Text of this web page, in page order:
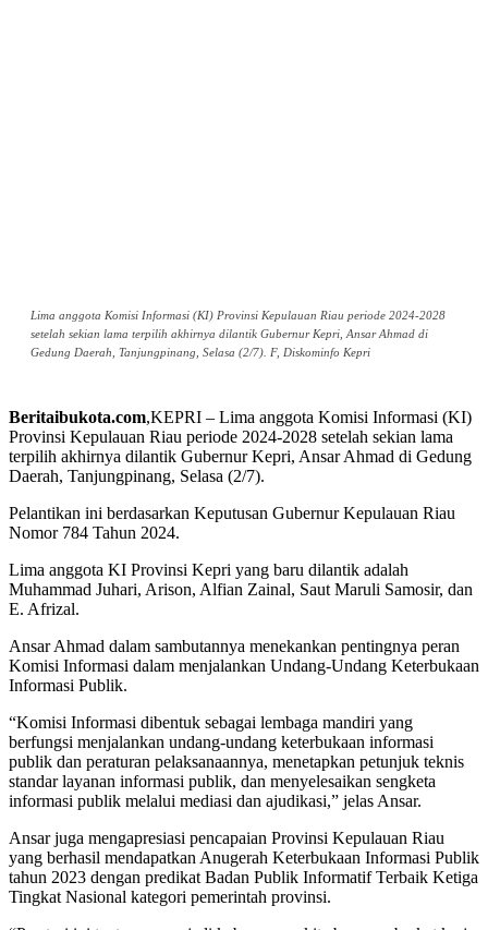
Lima anggota Komisi Informasi (KI) Provinsi Kepulauan Riau periode 2024-2028
setelah sekian lama terpilih akhirnya dilantik Gubernur Kepri, Ansar Ahmad di
Gedung Daerah, Tanjungpinang, Selasa (2/7). F, Diskominfo Kepri
Beritaibukota.com,KEPRI – Lima anggota Komisi Informasi (KI)
Provinsi Kepulauan Riau periode 2024-2028 setelah sekian lama
terpilih akhirnya dilantik Gubernur Kepri, Ansar Ahmad di Gedung
Daerah, Tanjungpinang, Selasa (2/7).
Pelantikan ini berdasarkan Keputusan Gubernur Kepulauan Riau
Nomor 784 Tahun 2024.
Lima anggota KI Provinsi Kepri yang baru dilantik adalah
Muhammad Juhari, Arison, Alfian Zainal, Saut Maruli Samosir, dan
E. Afrizal.
Ansar Ahmad dalam sambutannya menekankan pentingnya peran
Komisi Informasi dalam menjalankan Undang-Undang Keterbukaan
Informasi Publik.
“Komisi Informasi dibentuk sebagai lembaga mandiri yang
berfungsi menjalankan undang-undang keterbukaan informasi
publik dan peraturan pelaksanaannya, menetapkan petunjuk teknis
standar layanan informasi publik, dan menyelesaikan sengketa
informasi publik melalui mediasi dan ajudikasi,” jelas Ansar.
Ansar juga mengapresiasi pencapaian Provinsi Kepulauan Riau
yang berhasil mendapatkan Anugerah Keterbukaan Informasi Publik
tahun 2023 dengan predikat Badan Publik Informatif Terbaik Ketiga
Tingkat Nasional kategori pemerintah provinsi.